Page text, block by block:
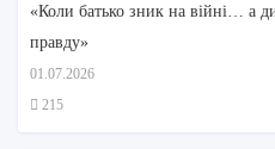
«Коли батько зник на війні… а
правду»
01.07.2026
215